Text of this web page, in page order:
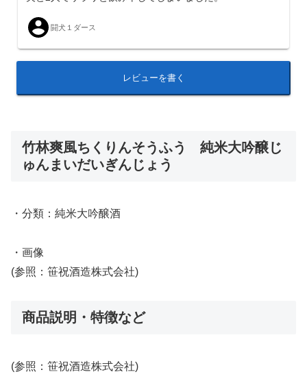
闘犬１ダース
レビューを書く
竹林爽風ちくりんそうふう 純米大吟醸じ
ゅんまいだいぎんじょう
・分類：純米大吟醸酒
・画像
(参照：笹祝酒造株式会社)
商品説明・特徴など
(参照：笹祝酒造株式会社)